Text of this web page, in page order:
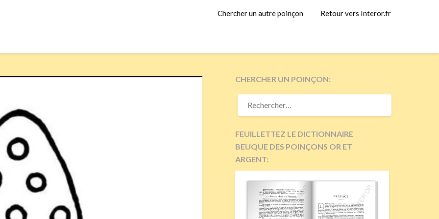
Chercher un autre poinçon Retour vers Interor.fr
CHERCHER UN POINÇON:
RECHERCHER :
FEUILLETTEZ LE DICTIONNAIRE
BEUQUE DES POINÇONS OR ET
ARGENT: